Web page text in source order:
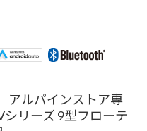
アルパインストア専
リーズ 9型フローテ